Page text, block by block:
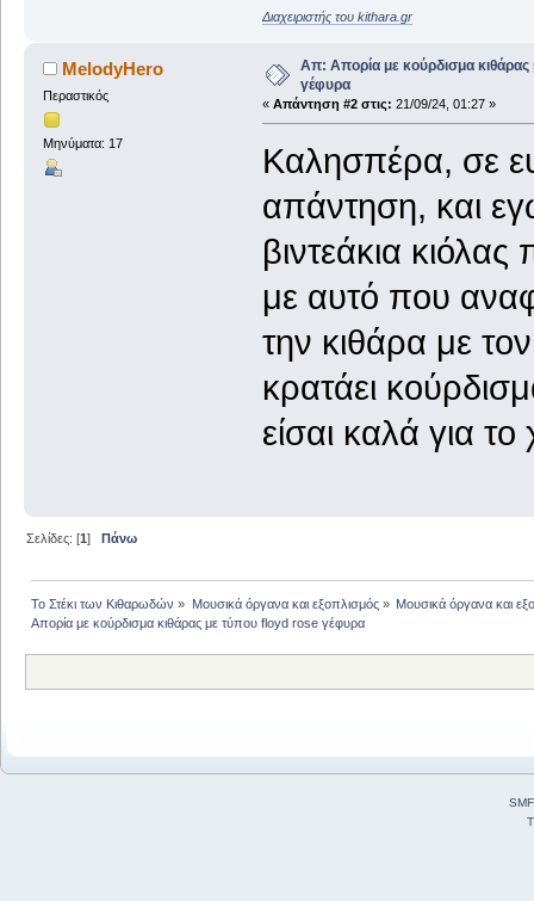
Διαχειριστής του kithara.gr
MelodyHero
Περαστικός
Μηνύματα: 17
Απ: Απορία με κούρδισμα
γέφυρα
« Απάντηση #2 στις: 21/09/24, 01:27 »
Καλησπέρα, σε
απάντηση, και
βιντεάκια
με αυτό που
την κιθάρα με
κρατάει
είσαι καλά για
Σελίδες: [1] Πάνω
Το Στέκι των Κιθαρωδών » Μουσικά όργανα και εξοπλισμός» Μουσικά όργανα και
Απορία με κούρδισμα κιθάρας με τύπου floyd rose γέφυρα